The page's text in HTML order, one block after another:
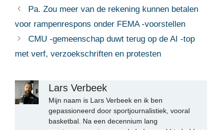
Pa. Zou meer van de rekening kunnen betalen
voor rampenrespons onder FEMA -voorstellen
CMU -gemeenschap duwt terug op de AI -top
met verf, verzoekschriften en protesten
Lars Verbeek
Mijn naam is Lars Verbeek en ik ben
gepassioneerd door sportjournalistiek, vooral
basketbal. Na een decennium lang